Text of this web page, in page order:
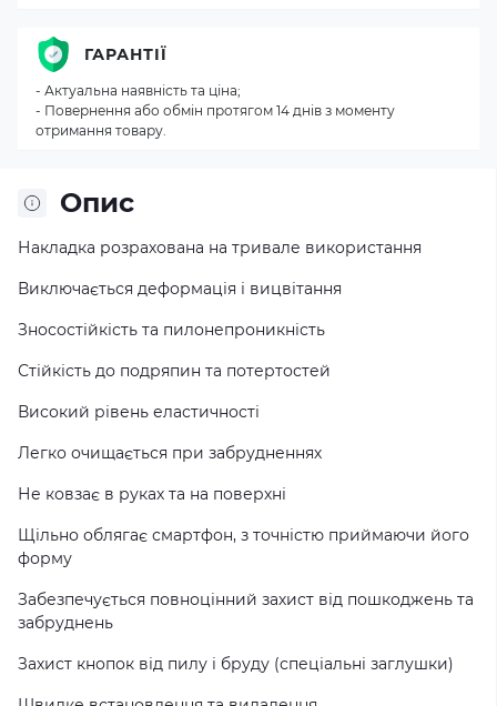
Опис
Накладка розрахована на тривале використання
Виключається деформація і вицвітання
Зносостійкість та пилонепроникність
Стійкість до подряпин та потертостей
Високий рівень еластичності
Легко очищається при забрудненнях
Не ковзає в руках та на поверхні
Щільно облягає смартфон, з точністю приймаючи його
форму
Забезпечується повноцінний захист від пошкоджень та
забруднень
Захист кнопок від пилу і бруду (спеціальні заглушки)
ГАРАНТІЇ
- Актуальна наявність та ціна;
- Повернення або обмін протягом 14 днів з моменту
отримання товару.